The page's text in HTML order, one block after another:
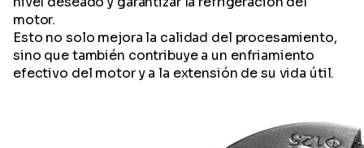
motor.
Esto no solo mejora la calidad del procesamiento,
sino que también contribuye a un enfriamiento
efectivo del motor y a la extensión de su vida útil.